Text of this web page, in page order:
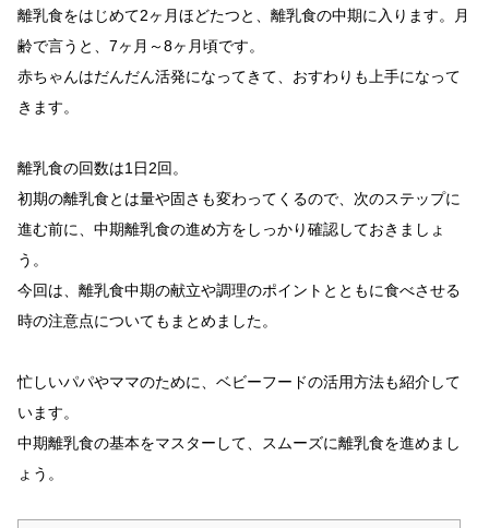
離乳食をはじめて2ヶ月ほどたつと、離乳食の中期に入ります。月
齢で言うと、7ヶ月～8ヶ月頃です。
赤ちゃんはだんだん活発になってきて、おすわりも上手になって
きます。
離乳食の回数は1日2回。
初期の離乳食とは量や固さも変わってくるので、次のステップに
進む前に、中期離乳食の進め方をしっかり確認しておきましょ
う。
今回は、離乳食中期の献立や調理のポイントとともに食べさせる
時の注意点についてもまとめました。
忙しいパパやママのために、ベビーフードの活用方法も紹介して
います。
中期離乳食の基本をマスターして、スムーズに離乳食を進めまし
ょう。